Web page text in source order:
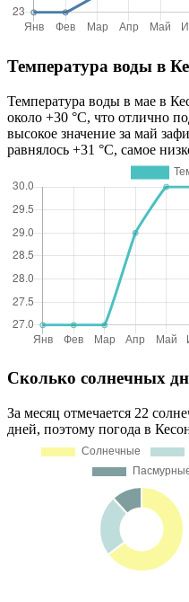
Температура воды в
Температура воды в мае в
около +30 °C, что отлично
высокое значение за май
равнялось +31 °C, самое
Сколько солнечных
За месяц отмечается 22
дней, поэтому погода в